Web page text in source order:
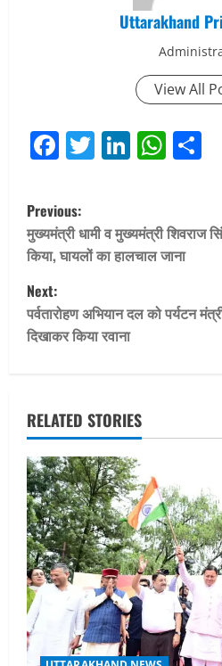
Uttarakhand
View All
Facebook
Twitter
P
o
s
t
n
v
i
g
a
t
i
o
Previous:
मुख्यमंत्री धामी व मुख्यमंत्री शिवराज
किया, घायलों का हालचाल जाना
Next:
पर्वतारोहण अभियान दल को पर्यटन
दिखाकर किया रवाना
RELATED STORIES